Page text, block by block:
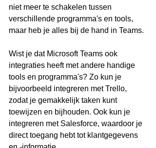
niet meer te schakelen tussen
verschillende programma's en tools,
maar heb je alles bij de hand in Teams.
Wist je dat Microsoft Teams ook
integraties heeft met andere handige
tools en programma's? Zo kun je
bijvoorbeeld integreren met Trello,
zodat je gemakkelijk taken kunt
toewijzen en bijhouden. Ook kun je
integreren met Salesforce, waardoor je
direct toegang hebt tot klantgegevens